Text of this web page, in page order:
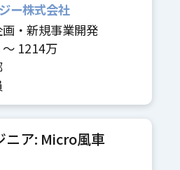
ー株式会社
・新規事業開発
1214万
ニア: Micro風車